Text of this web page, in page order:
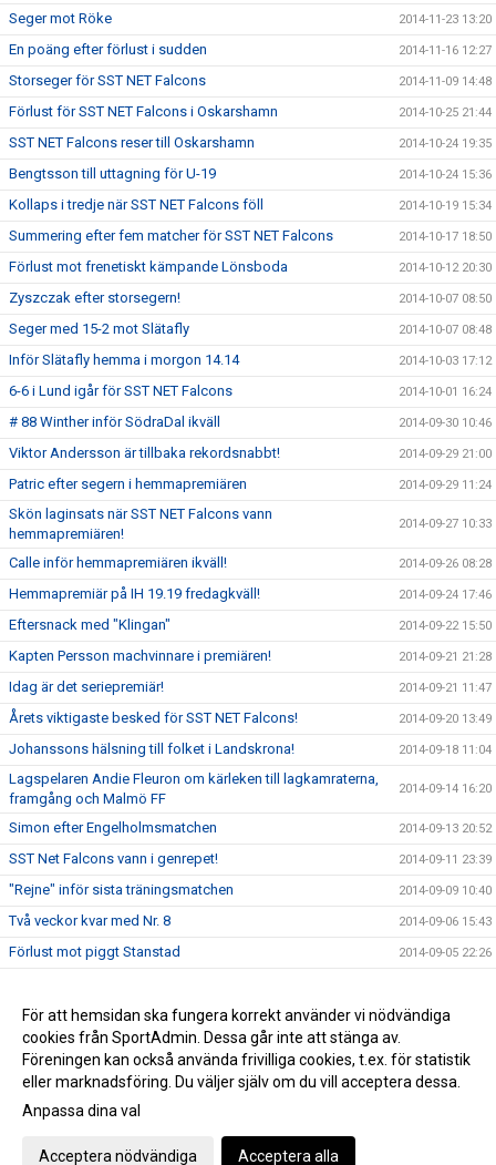
Seger mot Röke 2014-11-23 13:20
En poäng efter förlust i sudden 2014-11-16 12:27
Storseger för SST NET Falcons 2014-11-09 14:48
Förlust för SST NET Falcons i Oskarshamn 2014-10-25 21:44
SST NET Falcons reser till Oskarshamn 2014-10-24 19:35
Bengtsson till uttagning för U-19 2014-10-24 15:36
Kollaps i tredje när SST NET Falcons föll 2014-10-19 15:34
Summering efter fem matcher för SST NET Falcons 2014-10-17 18:50
Förlust mot frenetiskt kämpande Lönsboda 2014-10-12 20:30
Zyszczak efter storsegern! 2014-10-07 08:50
Seger med 15-2 mot Slätafly 2014-10-07 08:48
Inför Slätafly hemma i morgon 14.14 2014-10-03 17:12
6-6 i Lund igår för SST NET Falcons 2014-10-01 16:24
# 88 Winther inför SödraDal ikväll 2014-09-30 10:46
Viktor Andersson är tillbaka rekordsnabbt! 2014-09-29 21:00
Patric efter segern i hemmapremiären 2014-09-29 11:24
Skön laginsats när SST NET Falcons vann
hemmapremiären!
2014-09-27 10:33
Calle inför hemmapremiären ikväll! 2014-09-26 08:28
Hemmapremiär på IH 19.19 fredagkväll! 2014-09-24 17:46
Eftersnack med "Klingan" 2014-09-22 15:50
Kapten Persson machvinnare i premiären! 2014-09-21 21:28
Idag är det seriepremiär! 2014-09-21 11:47
Årets viktigaste besked för SST NET Falcons! 2014-09-20 13:49
Johanssons hälsning till folket i Landskrona! 2014-09-18 11:04
Lagspelaren Andie Fleuron om kärleken till lagkamraterna,
framgång och Malmö FF
2014-09-14 16:20
Simon efter Engelholmsmatchen 2014-09-13 20:52
SST Net Falcons vann i genrepet! 2014-09-11 23:39
"Rejne" inför sista träningsmatchen 2014-09-09 10:40
Två veckor kvar med Nr. 8 2014-09-06 15:43
Förlust mot piggt Stanstad 2014-09-05 22:26
Persson och Lind nya kaptener 2014-08-24 21:38
Herrarna till Mullsjö 2014-08-22 11:17
Gå till Webbversion
För att hemsidan ska fungera korrekt använder vi nödvändiga
cookies från SportAdmin. Dessa går inte att stänga av.
Föreningen kan också använda frivilliga cookies, t.ex. för statistik
eller marknadsföring. Du väljer själv om du vill acceptera dessa.
Anpassa dina val
Acceptera nödvändiga Acceptera alla